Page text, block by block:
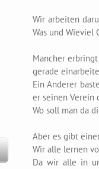
Wir arbeiten
Was und Wieviel
Mancher
gerade
Ein Anderer
er seinen Verein
Wo soll man da
Aber es gibt
Wir alle lernen
Da wir alle in